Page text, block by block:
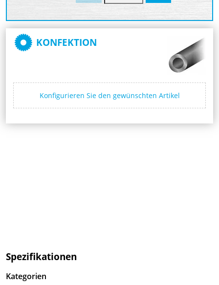
KONFEKTION
Konfigurieren Sie den gewünschten Artikel
Spezifikationen
Kategorien